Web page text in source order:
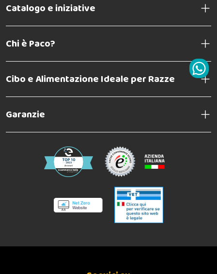
Catalogo e iniziative
Chi è Paco?
Cibo e Alimentazione Ideale per Razze
Garanzie